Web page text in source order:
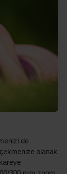
de
olanak